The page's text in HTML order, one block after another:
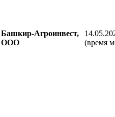
Башкир-Агроинвест,
ООО
(время